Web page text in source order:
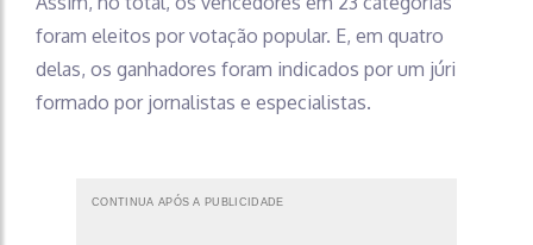
foram eleitos por votação popular. E, em quatro
delas, os ganhadores foram indicados por um júri
formado por jornalistas e especialistas.
CONTINUA APÓS A PUBLICIDADE